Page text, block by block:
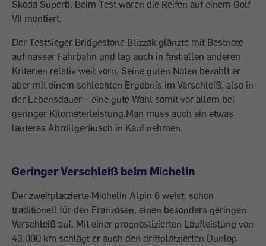
Skoda Superb. Beim Test waren die Reifen auf einem Golf
VII montiert.
Der Testsieger Bridgestone Blizzak glänzte mit Bestnote
auf nasser Fahrbahn und lag auch in fast allen anderen
Kriterien relativ weit vorn. Seine guten Noten bezahlt er
aber mit einem schlechten Ergebnis im Verschleiß, also in
der Lebensdauer – eine gute Wahl somit vor allem bei
geringer Kilometerleistung.Man muss auch ein etwas
lauteres Abrollgeräusch in Kauf nehmen.
Geringer Verschleiß beim Michelin
Der zweitplatzierte Michelin Alpin 6 weist, schon
traditionell für den Franzosen, einen besonders geringen
Verschleiß auf. Mit einer prognostizierten Laufleistung von
43.000 km schlägt er auch den drittplatzierten Dunlop